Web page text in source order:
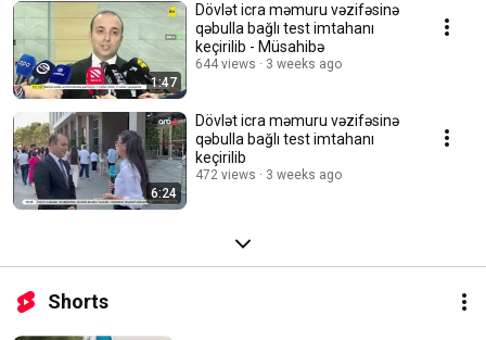
1:47
Dövlət icra məmuru vəzifəsinə
qəbulla bağlı test imtahanı
keçirilib - Müsahibə
644 views 3 weeks ago
6:24
Dövlət icra məmuru vəzifəsinə
qəbulla bağlı test imtahanı
keçirilib
472 views 3 weeks ago
Shorts